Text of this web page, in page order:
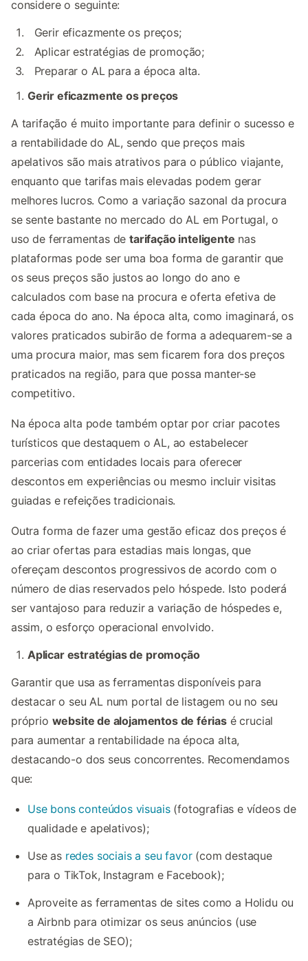
considere o seguinte:
Gerir eficazmente os preços;
Aplicar estratégias de promoção;
Preparar o AL para a época alta.
Gerir eficazmente os preços
A tarifação é muito importante para definir o sucesso e
a rentabilidade do AL, sendo que preços mais
apelativos são mais atrativos para o público viajante,
enquanto que tarifas mais elevadas podem gerar
melhores lucros. Como a variação sazonal da procura
se sente bastante no mercado do AL em Portugal, o
uso de ferramentas detarifação inteligente nas
plataformas pode ser uma boa forma de garantir que
os seus preços são justos ao longo do ano e
calculados com base na procura e oferta efetiva de
cada época do ano. Na época alta, como imaginará, os
valores praticados subirão de forma a adequarem-se a
uma procura maior, mas sem ficarem fora dos preços
praticados na região, para que possa manter-se
competitivo.
Na época alta pode também optar por criar pacotes
turísticos que destaquem o AL, ao estabelecer
parcerias com entidades locais para oferecer
descontos em experiências ou mesmo incluir visitas
guiadas e refeições tradicionais.
Outra forma de fazer uma gestão eficaz dos preços é
ao criar ofertas para estadias mais longas, que
ofereçam descontos progressivos de acordo com o
número de dias reservados pelo hóspede. Isto poderá
ser vantajoso para reduzir a variação de hóspedes e,
assim, o esforço operacional envolvido.
Aplicar estratégias de promoção
Garantir que usa as ferramentas disponíveis para
destacar o seu AL num portal de listagem ou no seu
próprio website de alojamentos de fériasé crucial
para aumentar a rentabilidade na época alta,
destacando-o dos seus concorrentes. Recomendamos
que:
Use bons conteúdos visuais(fotografias e vídeos de
qualidade e apelativos);
Use as redes sociais a seu favor(com destaque
para o TikTok, Instagram e Facebook);
Aproveite as ferramentas de sites como a Holidu ou
a Airbnb para otimizar os seus anúncios (use
estratégias de SEO);